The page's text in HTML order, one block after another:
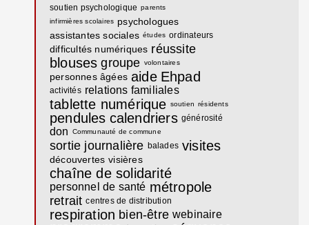
soutien psychologique parents
infirmières scolaires psychologues
assistantes sociales études ordinateurs
difficultés numériques réussite
blouses groupe volontaires
personnes âgées aide Ehpad
activités relations familiales
tablette numérique soutien résidents
pendules calendriers générosité
don Communauté de commune
sortie journalière balades visites
découvertes visières
chaîne de solidarité
personnel de santé métropole
retrait centres de distribution
respiration bien-être webinaire